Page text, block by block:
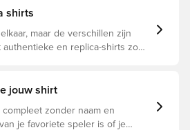
shirts
maar de verschillen zijn
authentieke en replica-shirts zo
jouw shirt
zonder naam en
je favoriete speler is of je